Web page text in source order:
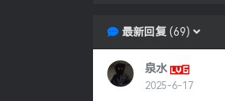
最新回复 (69)
泉水
2025-6-17